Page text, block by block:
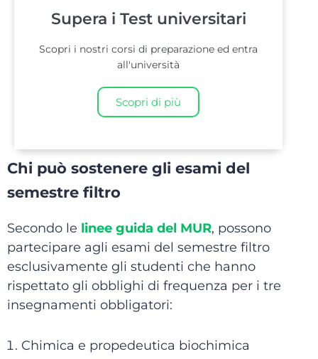
Supera i Test universitari
Scopri i nostri corsi di preparazione ed entra
all'università
Scopri di più
Chi può sostenere gli esami del
semestre filtro
Secondo le linee guida del MUR, possono
partecipare agli esami del semestre filtro
esclusivamente gli studenti che hanno
rispettato gli obblighi di frequenza per i tre
insegnamenti obbligatori:
Chimica e propedeutica biochimica